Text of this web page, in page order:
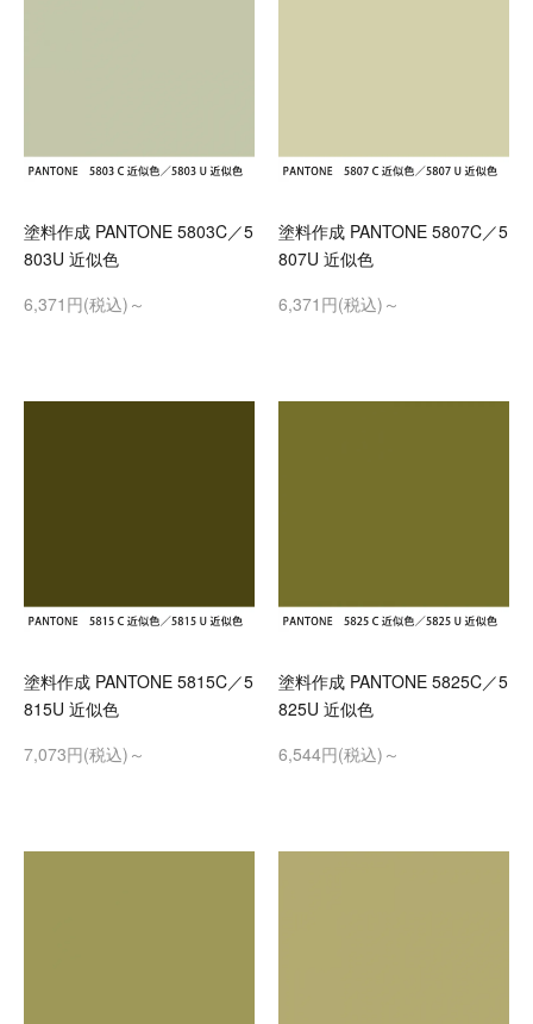
塗料作成 PANTONE 5803C／5
803U 近似色
6,371円(税込)～
塗料作成 PANTONE 5807C／5
807U 近似色
6,371円(税込)～
塗料作成 PANTONE 5815C／5
815U 近似色
7,073円(税込)～
塗料作成 PANTONE 5825C／5
825U 近似色
6,544円(税込)～